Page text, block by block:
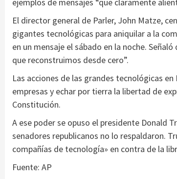
ejemplos de mensajes “que claramente
El director general de Parler, John Matze,
gigantes tecnológicas para aniquilar a la
en un mensaje el sábado en la noche.
que reconstruimos desde cero”.
Las acciones de las grandes tecnológicas
empresas y echar por tierra la libertad de
Constitución.
A ese poder se opuso el presidente Donald
senadores republicanos no lo respaldaron.
compañías de tecnología» en contra de la
Fuente: AP